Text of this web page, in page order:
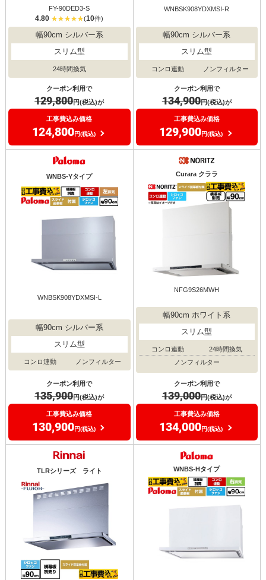
FY-90DED3-S
4.80 (10件)
幅90cm シルバー系
スリム型
24時間換気
クーポン利用で
129,800円(税込)が
工事費込み価格
124,800円(税込)
WNBSK908YDXMSI-R
幅90cm シルバー系
スリム型
コンロ連動 ノンフィルター
クーポン利用で
134,900円(税込)が
工事費込み価格
129,900円(税込)
WNBS-Yタイプ
WNBSK908YDXMSI-L
幅90cm シルバー系
スリム型
コンロ連動 ノンフィルター
クーポン利用で
135,900円(税込)が
工事費込み価格
130,900円(税込)
Curara クララ
NFG9S26MWH
幅90cm ホワイト系
スリム型
コンロ連動
24時間換気
ノンフィルター
クーポン利用で
139,000円(税込)が
工事費込み価格
134,000円(税込)
TLRシリーズ ライト WNBS-Hタイプ